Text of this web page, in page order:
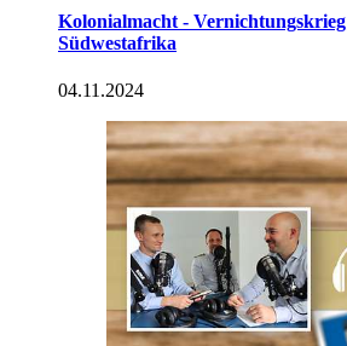
Kolonialmacht - Vernichtungskrieg
Südwestafrika
04.11.2024